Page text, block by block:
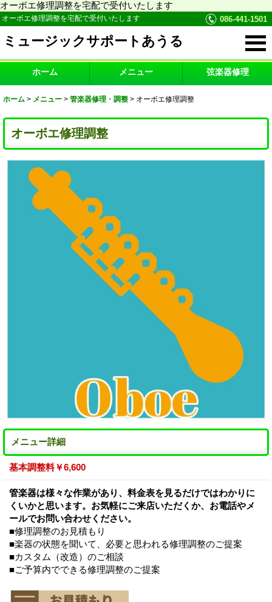
オーボエ修理調整を宅配で受付いたします
オーボエ修理調整を宅配で受付いたします 086-441-1501
ミュージックサポートあうる
ホーム メニュー 弦楽器修理
ホーム > メニュー > 管楽器修理・調整 > オーボエ修理調整
オーボエ修理調整
メニュー詳細
基本調整料￥6,600
管楽器は様々な作業があり、料金表を見るだけではわかりに
くいかと思います。お気軽にご来店いただくか、お電話やメ
ールでお問い合わせください。
■修理調整のお見積もり
■楽器の状態を聞いて、必要と思われる修理調整のご提案
■カスタム（改造）のご相談
■ご予算内でできる修理調整のご提案